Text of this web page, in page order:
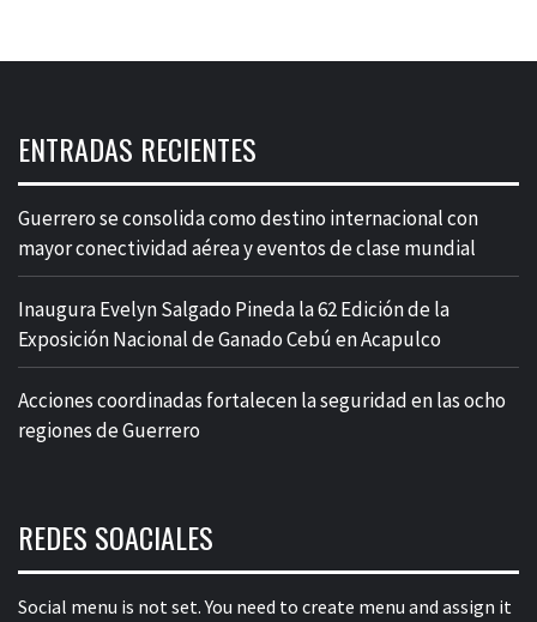
ENTRADAS RECIENTES
Guerrero se consolida como destino internacional con
mayor conectividad aérea y eventos de clase mundial
Inaugura Evelyn Salgado Pineda la 62 Edición de la
Exposición Nacional de Ganado Cebú en Acapulco
Acciones coordinadas fortalecen la seguridad en las ocho
regiones de Guerrero
REDES SOACIALES
Social menu is not set. You need to create menu and assign it